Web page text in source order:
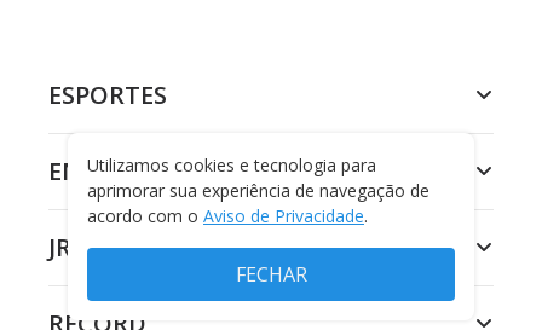
ESPORTES
ENTRETENIMENTO
JR 24H
RECORD
Utilizamos cookies e tecnologia para
aprimorar sua experiência de navegação de
acordo com o Aviso de Privacidade.
FECHAR